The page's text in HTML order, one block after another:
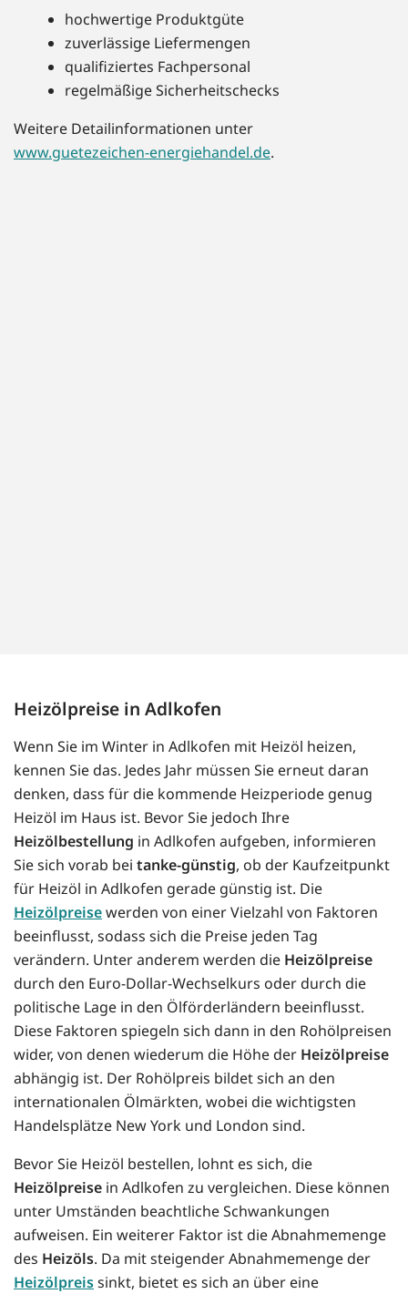
hochwertige Produktgüte
zuverlässige Liefermengen
qualifiziertes Fachpersonal
regelmäßige Sicherheitschecks
Weitere Detailinformationen unter
www.guetezeichen-energiehandel.de.
Heizölpreise in Adlkofen
Wenn Sie im Winter in Adlkofen mit Heizöl heizen,
kennen Sie das. Jedes Jahr müssen Sie erneut daran
denken, dass für die kommende Heizperiode genug
Heizöl im Haus ist. Bevor Sie jedoch Ihre
Heizölbestellung in Adlkofen aufgeben, informieren
Sie sich vorab bei tanke-günstig, ob der Kaufzeitpunkt
für Heizöl in Adlkofen gerade günstig ist. Die
Heizölpreisewerden von einer Vielzahl von Faktoren
beeinflusst, sodass sich die Preise jeden Tag
verändern. Unter anderem werden die Heizölpreise
durch den Euro-Dollar-Wechselkurs oder durch die
politische Lage in den Ölförderländern beeinflusst.
Diese Faktoren spiegeln sich dann in den Rohölpreisen
wider, von denen wiederum die Höhe der Heizölpreise
abhängig ist. Der Rohölpreis bildet sich an den
internationalen Ölmärkten, wobei die wichtigsten
Handelsplätze New York und London sind.
Bevor Sie Heizöl bestellen, lohnt es sich, die
Heizölpreise in Adlkofen zu vergleichen. Diese können
unter Umständen beachtliche Schwankungen
aufweisen. Ein weiterer Faktor ist die Abnahmemenge
des Heizöls. Da mit steigender Abnahmemenge der
Heizölpreissinkt, bietet es sich an über eine